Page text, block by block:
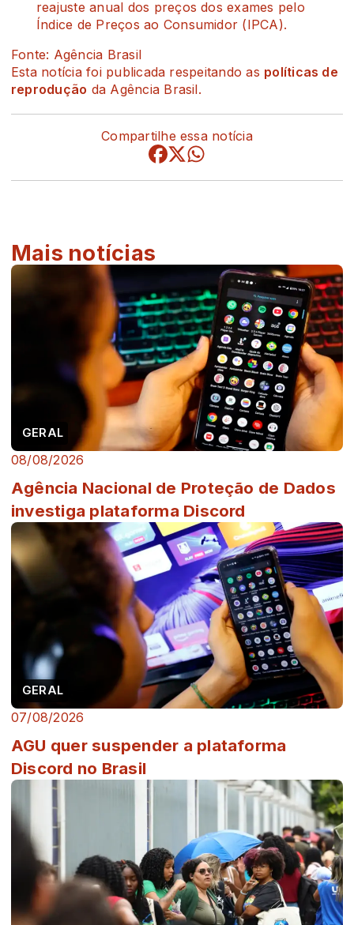
reajuste anual dos preços dos exames pelo
Índice de Preços ao Consumidor (IPCA).
Fonte: Agência Brasil
Esta notícia foi publicada respeitando as políticas de
reprodução da Agência Brasil.
Compartilhe essa notícia
Mais notícias
GERAL
08/08/2026
Agência Nacional de Proteção de Dados
investiga plataforma Discord
GERAL
07/08/2026
AGU quer suspender a plataforma
Discord no Brasil